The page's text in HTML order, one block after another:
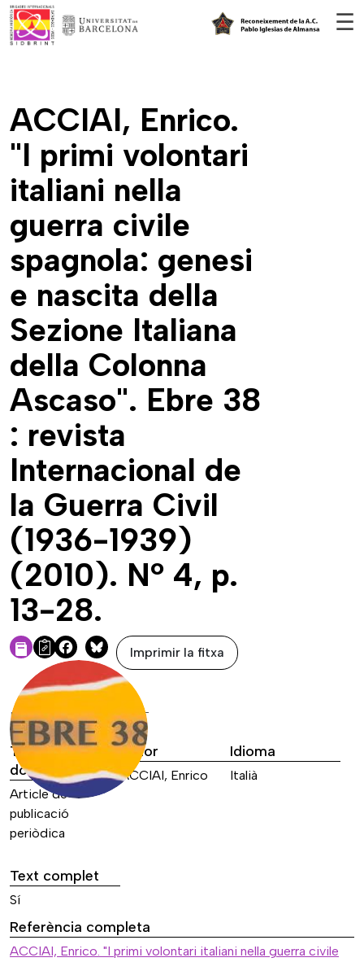
☰
ACCIAI, Enrico.
"I primi volontari
italiani nella
guerra civile
spagnola: genesi
e nascita della
Sezione Italiana
della Colonna
Ascaso". Ebre 38
: revista
Internacional de
la Guerra Civil
(1936-1939)
(2010). Nº 4, p.
13-28.
Facebook
Bluesky
Imprimir la fitxa
DADES DE LA FONT
Tipus de font
documental
Article de
publicació
periòdica
Autor
ACCIAI, Enrico
Idioma
Italià
Text complet
Sí
Referència completa
ACCIAI, Enrico. "I primi volontari italiani nella guerra civile